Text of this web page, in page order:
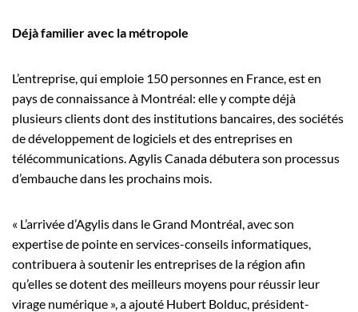
Déjà familier avec la métropole
L’entreprise, qui emploie 150 personnes en France, est en
pays de connaissance à Montréal: elle y compte déjà
plusieurs clients dont des institutions bancaires, des sociétés
de développement de logiciels et des entreprises en
télécommunications. Agylis Canada débutera son processus
d’embauche dans les prochains mois.
« L’arrivée d’Agylis dans le Grand Montréal, avec son
expertise de pointe en services-conseils informatiques,
contribuera à soutenir les entreprises de la région afin
qu’elles se dotent des meilleurs moyens pour réussir leur
virage numérique », a ajouté Hubert Bolduc, président-